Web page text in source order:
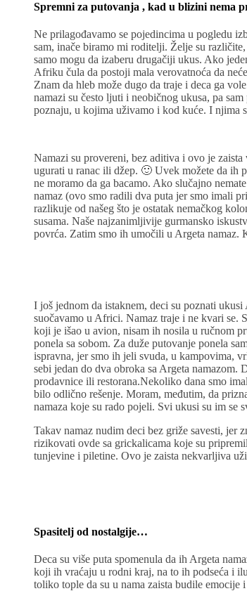
Spremni za putovanja , kad u blizini nema
Ne prilagođavamo se pojedincima u pogledu
sam, inače biramo mi roditelji. Želje su
samo mogu da izaberu drugačiji ukus. Ako
Afriku čula da postoji mala verovatnoća da
Znam da hleb može dugo da traje i deca ga
namazi su često ljuti i neobičnog ukusa, pa
poznaju, u kojima uživamo i kod kuće. I njima
Namazi su provereni, bez aditiva i ovo je
ugurati u ranac ili džep. 🙂 Uvek možete da ih
ne moramo da ga bacamo. Ako slučajno
namaz (ovo smo radili dva puta jer smo imali
razlikuje od našeg što je ostatak nemačkog
susama. Naše najzanimljivije gurmansko
povrća. Zatim smo ih umočili u Argeta
I još jednom da istaknem, deci su poznati
suočavamo u Africi. Namaz traje i ne kvari se.
koji je išao u avion, nisam ih nosila u ručnom
ponela sa sobom. Za duže putovanje ponela
ispravna, jer smo ih jeli svuda, u kampovima,
sebi jedan do dva obroka sa Argeta
prodavnice ili restorana.Nekoliko dana smo
bilo odlično rešenje. Moram, međutim, da
namaza koje su rado pojeli. Svi ukusi su im se
Takav namaz nudim deci bez griže savesti, jer
rizikovati ovde sa grickalicama koje su
tunjevine i piletine. Ovo je zaista nekvarljiva
Spasitelj od nostalgije…
Deca su više puta spomenula da ih Argeta
koji ih vraćaju u rodni kraj, na to ih podseća i
toliko tople da su u nama zaista budile emocije